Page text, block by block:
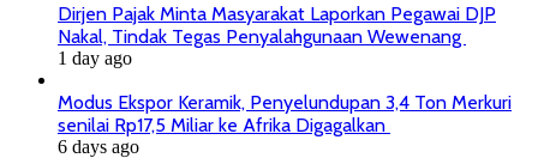
Dirjen Pajak Minta Masyarakat Laporkan Pegawai DJP
Nakal, Tindak Tegas Penyalahgunaan Wewenang
1 day ago
Modus Ekspor Keramik, Penyelundupan 3,4 Ton Merkuri
senilai Rp17,5 Miliar ke Afrika Digagalkan
6 days ago